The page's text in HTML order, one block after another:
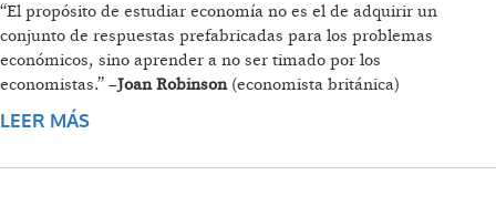
“El propósito de estudiar economía no es el de adquirir un
conjunto de respuestas prefabricadas para los problemas
económicos, sino aprender a no ser timado por los
economistas.” –Joan Robinson(economista británica)
LEER MÁS